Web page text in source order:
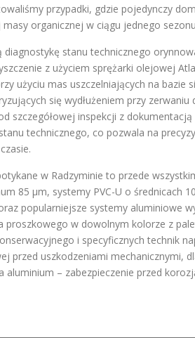
przypadki, gdzie pojedynczy
organicznej w ciągu jednego
stanu technicznego
z użyciem sprężarki olejowej
użyciu mas uszczelniających na bazie
się wydłużeniem przy
szczegółowej inspekcji z
technicznego, co pozwala na
w Radzyminie to przede
85 μm, systemy PVC-U o średnicach
popularniejsze systemy aluminiowe
proszkowego w dowolnym kolorze z
i specyficznych technik
przed uszkodzeniami mechanicznymi,
aluminium – zabezpieczenie przed